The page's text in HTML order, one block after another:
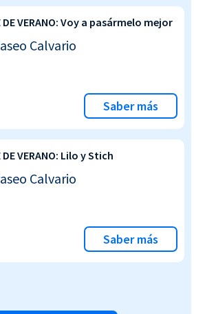
DE VERANO: Voy a pasármelo mejor
Calvario
Saber más
DE VERANO: Lilo y Stich
Calvario
Saber más